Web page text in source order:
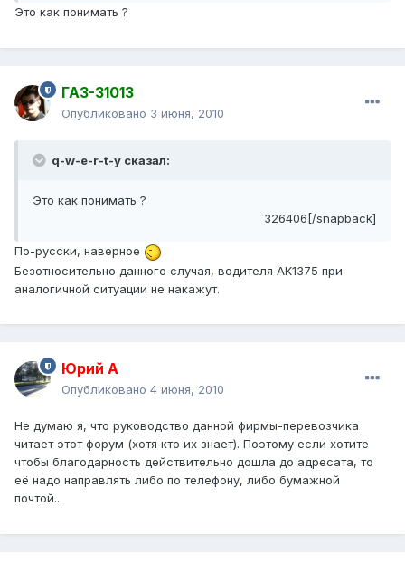
Это как понимать ?
ГАЗ-31013
Опубликовано 3 июня, 2010
q-w-e-r-t-y сказал:
Это как понимать ?
326406[/snapback]
По-русски, наверное
Безотносительно данного случая, водителя АК1375 при
аналогичной ситуации не накажут.
Юрий А
Опубликовано 4 июня, 2010
Не думаю я, что руководство данной фирмы-перевозчика
читает этот форум (хотя кто их знает). Поэтому если хотите
чтобы благодарность действительно дошла до адресата, то
её надо направлять либо по телефону, либо бумажной
почтой...